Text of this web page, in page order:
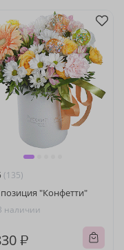
(135)
"Конфетти"
наличии
₽